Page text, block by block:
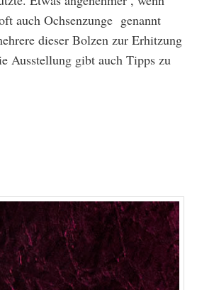
auch Ochsenzunge genannt
dieser Bolzen zur Erhitzung
Ausstellung gibt auch Tipps zu